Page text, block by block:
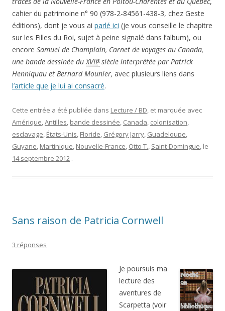
cahier du patrimoine n° 90 (978-2-84561-438-3, chez Geste
éditions), dont je vous ai parlé ici (je vous conseille le chapitre
sur les Filles du Roi, sujet à peine signalé dans l’album), ou
encore Samuel de Champlain, Carnet de voyages au Canada,
une bande dessinée duXVIIe siècle interprétée par Patrick
Henniquau et Bernard Mounier, avec plusieurs liens dans
l’article que je lui ai consacré.
Cette entrée a été publiée dans Lecture / BD, et marquée avec
Amérique,Antilles, bande dessinée, Canada, colonisation,
esclavage, États-Unis, Floride, Grégory Jarry, Guadeloupe,
Guyane, Martinique, Nouvelle-France, Otto T., Saint-Domingue, le
14 septembre 2012 .
Sans raison de Patricia Cornwell
3 réponses
Je poursuis ma
lecture des
aventures de
Scarpetta (voir